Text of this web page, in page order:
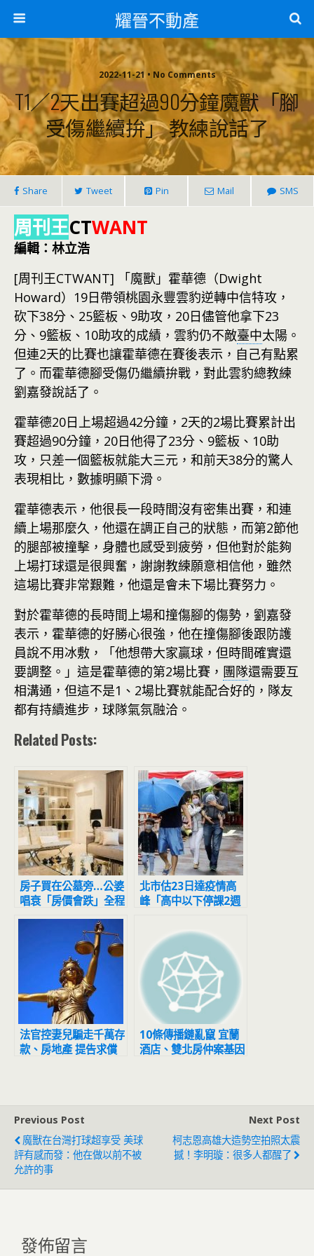
耀晉不動產
2022-11-21 • No Comments
T1／2天出賽超過90分鐘魔獸「腳
受傷繼續拚」 教練說話了
Share Tweet Pin Mail SMS
周刊王CTWANT
編輯：林立浩
[周刊王CTWANT] 「魔獸」霍華德（Dwight
Howard）19日帶領桃園永豐雲豹逆轉中信特攻，
砍下38分、25籃板、9助攻，20日儘管他拿下23
分、9籃板、10助攻的成績，雲豹仍不敵臺中太陽。
但連2天的比賽也讓霍華德在賽後表示，自己有點累
了。而霍華德腳受傷仍繼續拚戰，對此雲豹總教練
劉嘉發說話了。
霍華德20日上場超過42分鐘，2天的2場比賽累計出
賽超過90分鐘，20日他得了23分、9籃板、10助
攻，只差一個籃板就能大三元，和前天38分的驚人
表現相比，數據明顯下滑。
霍華德表示，他很長一段時間沒有密集出賽，和連
續上場那麼久，他還在調正自己的狀態，而第2節他
的腿部被撞擊，身體也感受到疲勞，但他對於能夠
上場打球還是很興奮，謝謝教練願意相信他，雖然
這場比賽非常艱難，他還是會未下場比賽努力。
對於霍華德的長時間上場和撞傷腳的傷勢，劉嘉發
表示，霍華德的好勝心很強，他在撞傷腳後跟防護
員說不用冰敷，「他想帶大家贏球，但時間確實還
要調整。」這是霍華德的第2場比賽， 團隊還需要互
相溝通，但這不是1、2場比賽就能配合好的，隊友
都有持續進步，球隊氣氛融洽。
Related Posts:
房子買在公墓旁…公婆
唱衰「房價會跌」全程
擺臭臉 人妻怒噴：等
北市估23日達疫情高
峰「高中以下停課2週
法官控妻兒騙走千萬存
款、房地產 提告求償
10條傳播鏈亂竄 宜蘭
酒店、雙北房仲案基因
Previous Post
魔獸在台灣打球超享受 美球
評有感而發：他在做以前不被
允許的事
Next Post
柯志恩高雄大造勢空拍照太震
撼！李明璇：很多人都醒了
發佈留言